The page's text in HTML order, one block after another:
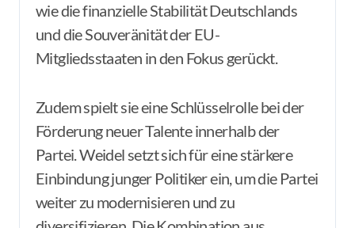
wie die finanzielle Stabilität Deutschlands
und die Souveränität der EU-
Mitgliedsstaaten in den Fokus gerückt.
Zudem spielt sie eine Schlüsselrolle bei der
Förderung neuer Talente innerhalb der
Partei. Weidel setzt sich für eine stärkere
Einbindung junger Politiker ein, um die Partei
weiter zu modernisieren und zu